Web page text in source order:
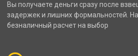
Вы получаете деньги сразу после
задержек и лишних формальностей.
безналичный расчет на выбор